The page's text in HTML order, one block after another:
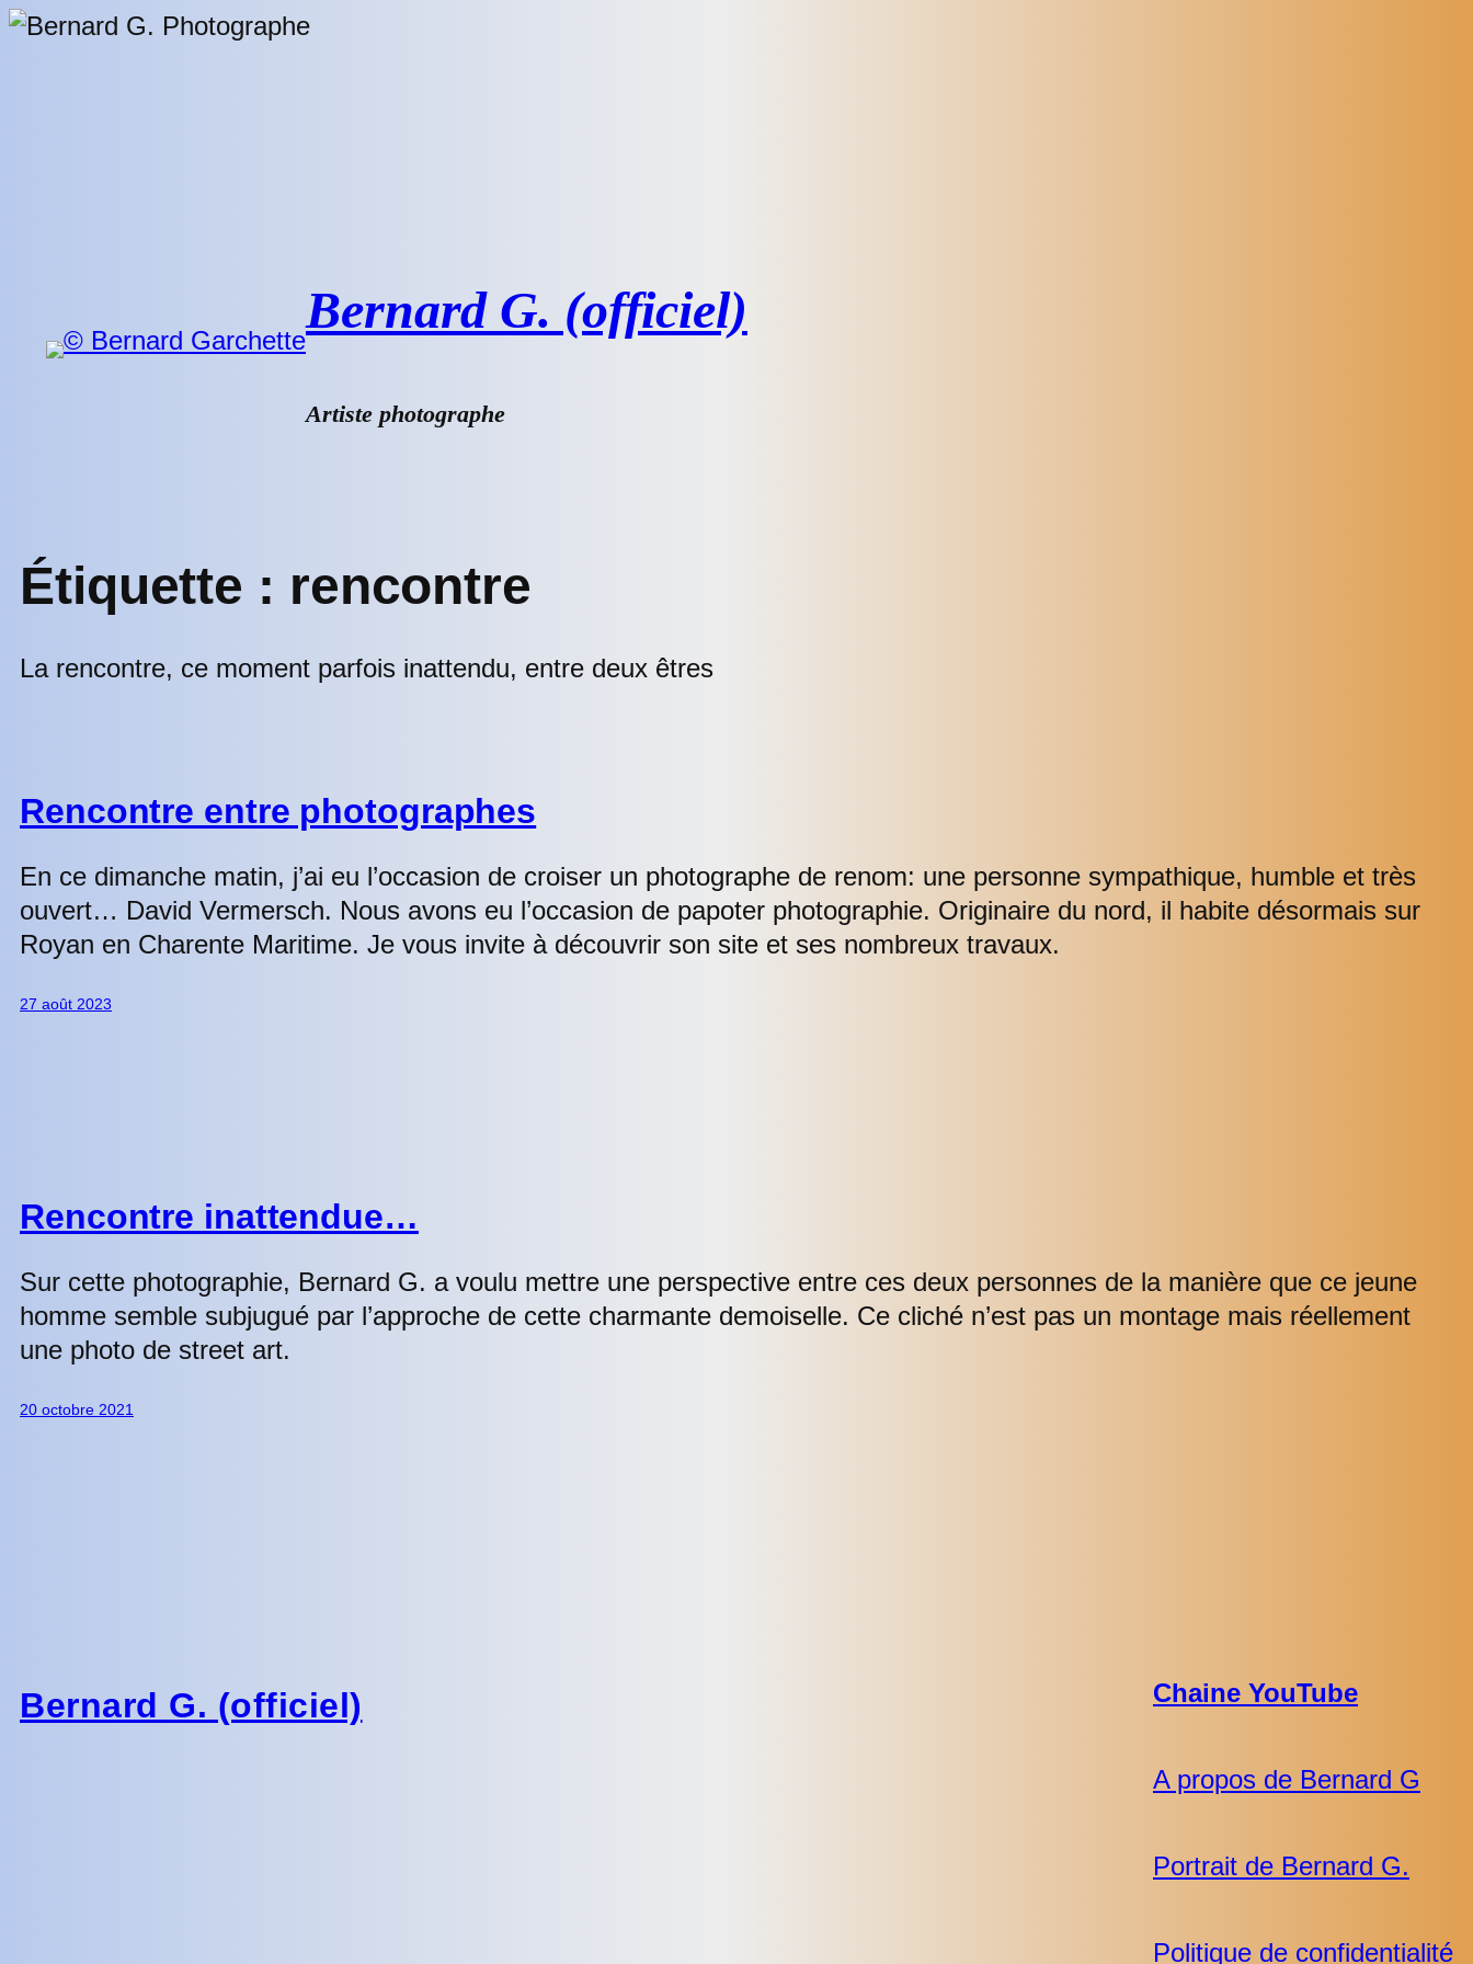
Aller
Bernard G. (officiel)
Artiste photographe
Étiquette : rencontre
La rencontre, ce moment parfois inattendu, entre deux êtres
Rencontre entre photographes
En ce dimanche matin, j’ai eu l’occasion de croiser un photographe de renom: une personne sympathique, humble et très
ouvert… David Vermersch. Nous avons eu l’occasion de papoter photographie. Originaire du nord, il habite désormais sur
Royan en Charente Maritime. Je vous invite à découvrir son site et ses nombreux travaux.
27 août 2023
Rencontre inattendue…
Sur cette photographie, Bernard G. a voulu mettre une perspective entre ces deux personnes de la manière que ce jeune
homme semble subjugué par l’approche de cette charmante demoiselle. Ce cliché n’est pas un montage mais réellement
une photo de street art.
20 octobre 2021
Bernard G. (officiel) Chaine YouTube
A propos de Bernard G
Portrait de Bernard G.
Politique de confidentialité